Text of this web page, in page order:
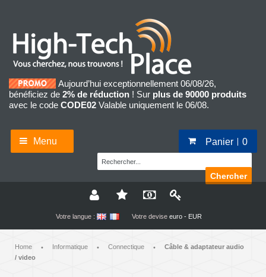
Aujourd’hui exceptionnellement 06/08/26,
bénéficiez de 2% de réduction ! Sur plus de 90000 produits
avec le code CODE02 Valable uniquement le 06/08.
Menu Panier 0
Chercher
Votre langue : Votre devise euro - EUR
Home • Informatique • Connectique •
Câble & adaptateur audio
/ video